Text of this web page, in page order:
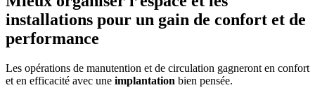
installations pour un gain de confort et de
performance
Les opérations de manutention et de circulation gagneront en confort
et en efficacité avec une implantation bien pensée.